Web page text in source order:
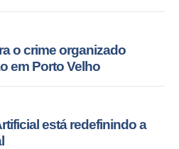
o crime organizado
em Porto Velho
está redefinindo a